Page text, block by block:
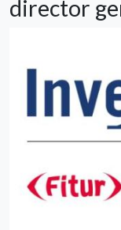
director